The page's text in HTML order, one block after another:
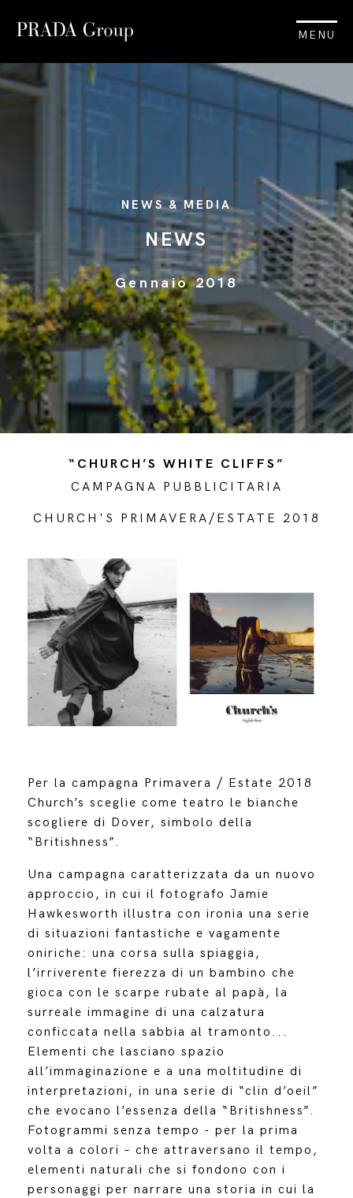
MENU
NEWS & MEDIA
NEWS
Gennaio 2018
“CHURCH’S WHITE CLIFFS”
CAMPAGNA PUBBLICITARIA
CHURCH'S PRIMAVERA/ESTATE 2018
Per la campagna Primavera / Estate 2018
Church’s sceglie come teatro le bianche
scogliere di Dover, simbolo della
“Britishness”.
Una campagna caratterizzata da un nuovo
approccio, in cui il fotografo Jamie
Hawkesworth illustra con ironia una serie
di situazioni fantastiche e vagamente
oniriche: una corsa sulla spiaggia,
l’irriverente fierezza di un bambino che
gioca con le scarpe rubate al papà, la
surreale immagine di una calzatura
conficcata nella sabbia al tramonto...
Elementi che lasciano spazio
all’immaginazione e a una moltitudine di
interpretazioni, in una serie di “clin d’oeil”
che evocano l’essenza della “Britishness”.
Fotogrammi senza tempo - per la prima
volta a colori – che attraversano il tempo,
elementi naturali che si fondono con i
personaggi per narrare una storia in cui la